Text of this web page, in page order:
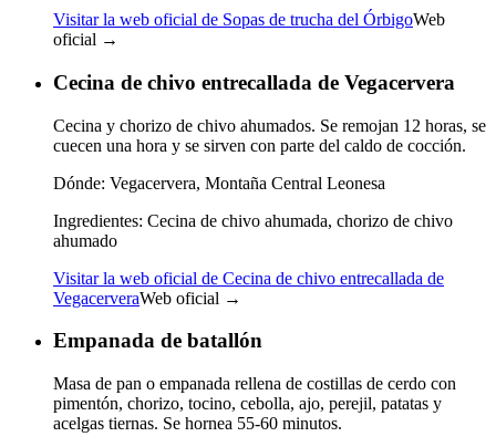
Visitar la web oficial de Sopas de trucha del ÓrbigoWeb
oficial →
Cecina de chivo entrecallada de Vegacervera
Cecina y chorizo de chivo ahumados. Se remojan 12 horas, se
cuecen una hora y se sirven con parte del caldo de cocción.
Dónde: Vegacervera, Montaña Central Leonesa
Ingredientes: Cecina de chivo ahumada, chorizo de chivo
ahumado
Visitar la web oficial de Cecina de chivo entrecallada de
VegacerveraWeb oficial →
Empanada de batallón
Masa de pan o empanada rellena de costillas de cerdo con
pimentón, chorizo, tocino, cebolla, ajo, perejil, patatas y
acelgas tiernas. Se hornea 55-60 minutos.